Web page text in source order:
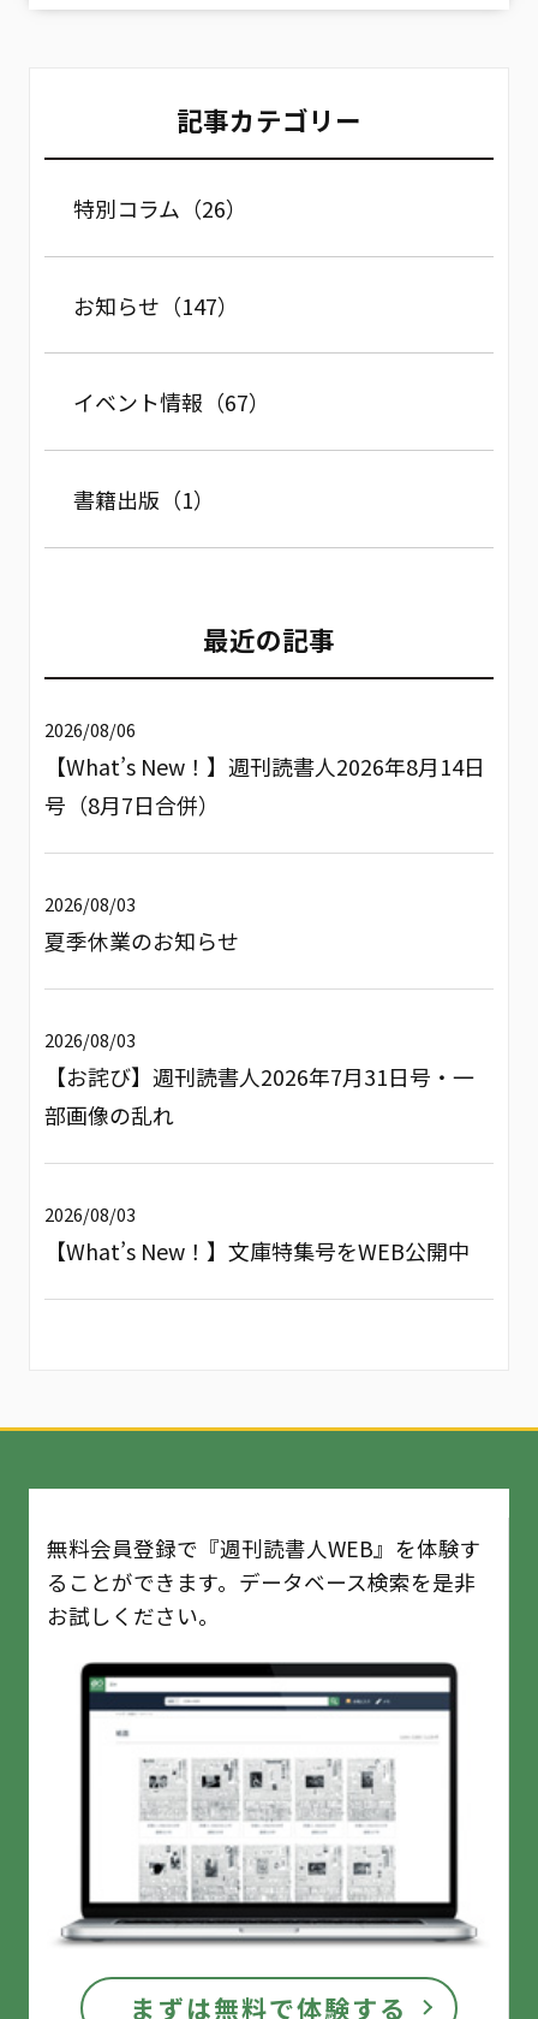
記事カテゴリー
特別コラム（26）
お知らせ（147）
イベント情報（67）
書籍出版（1）
最近の記事
2026/08/06
【What’s New！】週刊読書人2026年8月14日
号（8月7日合併）
2026/08/03
夏季休業のお知らせ
2026/08/03
【お詫び】週刊読書人2026年7月31日号・一
部画像の乱れ
2026/08/03
【What’s New！】文庫特集号をWEB公開中
無料会員登録で『週刊読書人WEB』を体験す
ることができます。データベース検索を是非
お試しください。
まずは無料で体験する